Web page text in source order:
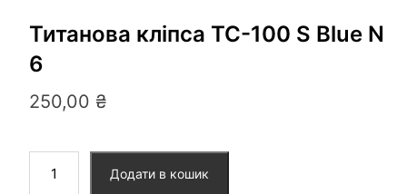
Титанова кліпса TC-100 S Blue N
6
250,00 ₴
Додати в кошик